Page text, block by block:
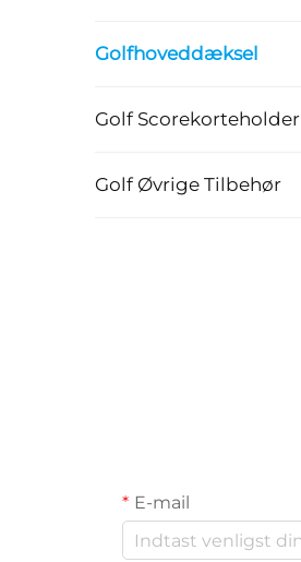
Golfhoveddæksel
Golf Scorekorteholder
Golf Øvrige Tilbehør
E-mail